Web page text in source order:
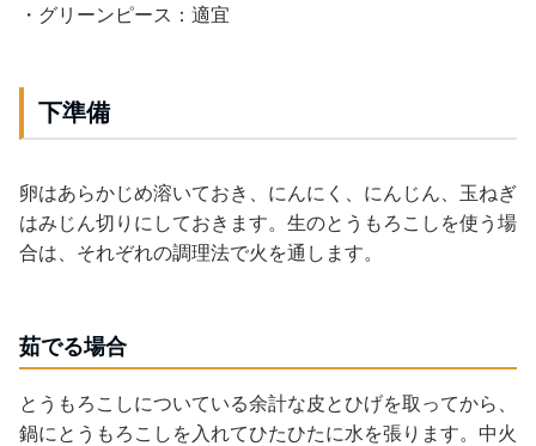
・グリーンピース：適宜
下準備
卵はあらかじめ溶いておき、にんにく、にんじん、玉ねぎ
はみじん切りにしておきます。生のとうもろこしを使う場
合は、それぞれの調理法で火を通します。
茹でる場合
とうもろこしについている余計な皮とひげを取ってから、
鍋にとうもろこしを入れてひたひたに水を張ります。中火